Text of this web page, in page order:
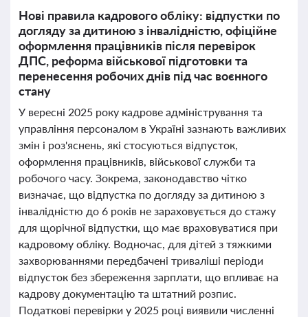
Нові правила кадрового обліку: відпустки по
догляду за дитиною з інвалідністю, офіційне
оформлення працівників після перевірок
ДПС, реформа військової підготовки та
перенесення робочих днів під час воєнного
стану
У вересні 2025 року кадрове адміністрування та
управління персоналом в Україні зазнають важливих
змін і роз'яснень, які стосуються відпусток,
оформлення працівників, військової служби та
робочого часу. Зокрема, законодавство чітко
визначає, що відпустка по догляду за дитиною з
інвалідністю до 6 років не зараховується до стажу
для щорічної відпустки, що має враховуватися при
кадровому обліку. Водночас, для дітей з тяжкими
захворюваннями передбачені триваліші періоди
відпусток без збереження зарплати, що впливає на
кадрову документацію та штатний розпис.
Податкові перевірки у 2025 році виявили численні